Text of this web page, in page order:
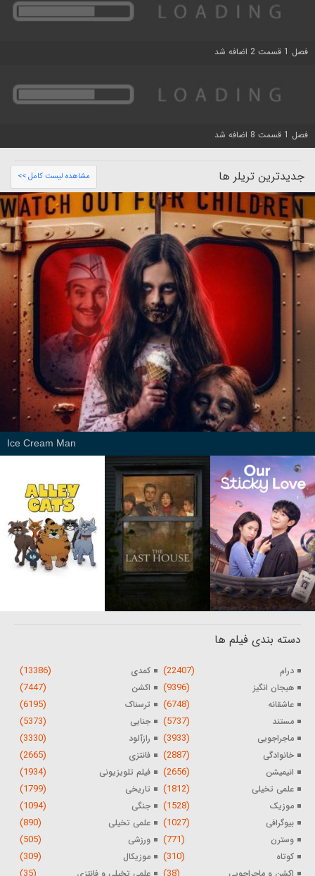
فصل 1 قسمت 2 اضافه شد
فصل 1 قسمت 8 اضافه شد
جدیدترین تریلر ها مشاهده لیست کامل >>
Ice Cream Man
دسته بندی فیلم ها
درام (22407) کمدی (13386)
هیجان انگیز (9396) اکشن (7447)
عاشقانه (6748) ترسناک (6195)
مستند (5737) جنایی (5373)
ماجراجویی (3933) رازآلود (3330)
خانوادگی (2887) فانتزی (2665)
انیمیشن (2656) فیلم تلویزیونی (1934)
علمی تخیلی (1812) تاریخی (1799)
موزیک (1528) جنگی (1094)
بیوگرافی (1027) علمی تخیلی (890)
وسترن (771) ورزشی (505)
کوتاه (310) موزیکال (309)
اکشن و ماجراجویی علمی تخیلی و فانتزی